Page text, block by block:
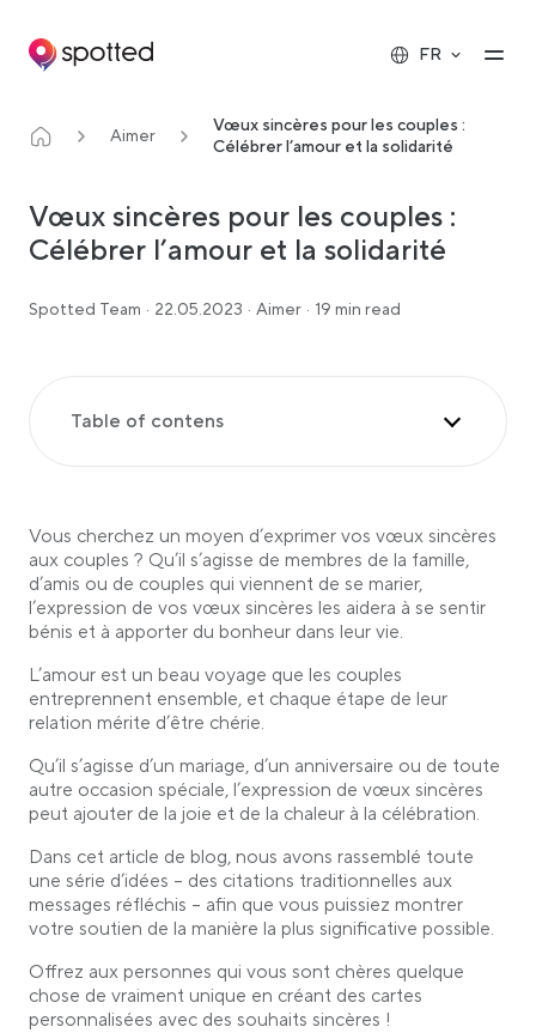
Main navigation
FR
Aimer
Vœux sincères pour les couples :
Célébrer l’amour et la solidarité
Vœux sincères pour les couples :
Célébrer l’amour et la solidarité
Spotted Team · 22.05.2023 · Aimer · 19 min read
Table of contens
Souhaits de mariage pour un couple
Souhaits d’anniversaire de mariage pour un couple
Vœux de Saint-Valentin pour un couple
Souhaits de nouveau bébé pour un couple
une nouvelle maison
Souhaits « juste parce que
Souhaits de nouveau chapitre
Conclusion
Vous cherchez un moyen d’exprimer vos vœux sincères
aux couples ? Qu’il s’agisse de membres de la famille,
d’amis ou de couples qui viennent de se marier,
l’expression de vos vœux sincères les aidera à se sentir
bénis et à apporter du bonheur dans leur vie.
L’amour est un beau voyage que les couples
entreprennent ensemble, et chaque étape de leur
relation mérite d’être chérie.
Qu’il s’agisse d’un mariage, d’un anniversaire ou de toute
autre occasion spéciale, l’expression de vœux sincères
peut ajouter de la joie et de la chaleur à la célébration.
Dans cet article de blog, nous avons rassemblé toute
une série d’idées – des citations traditionnelles aux
messages réfléchis – afin que vous puissiez montrer
votre soutien de la manière la plus significative possible.
Offrez aux personnes qui vous sont chères quelque
chose de vraiment unique en créant des cartes
personnalisées avec des souhaits sincères !